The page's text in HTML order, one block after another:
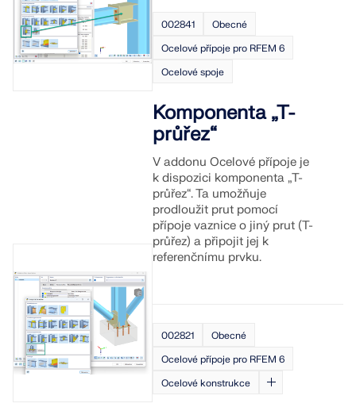
002841
Obecné
Ocelové přípoje pro RFEM 6
Ocelové spoje
Komponenta „T-
průřez“
V addonu Ocelové přípoje je
k dispozici komponenta „T-
průřez“. Ta umožňuje
prodloužit prut pomocí
přípoje vaznice o jiný prut (T-
průřez) a připojit jej k
referenčnímu prvku.
002821
Obecné
Ocelové přípoje pro RFEM 6
Ocelové konstrukce